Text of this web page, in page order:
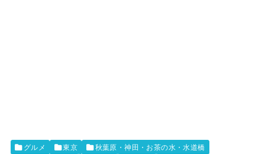
グルメ 東京
秋葉原・神田・お茶の水・水道橋